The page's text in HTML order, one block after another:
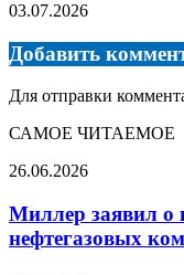
03.07.2026
Добавить
Для отправки
САМОЕ ЧИТАЕМОЕ
Миллер
о
возвращении
зарубежных
26.06.2026
Миллер заявил о
нефтегазовых